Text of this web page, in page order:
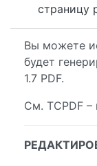
страницу
Вы можете
будет
1.7 PDF.
См. TCPDF –